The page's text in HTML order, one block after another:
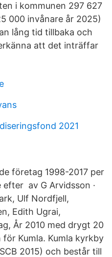
i kommunen 297 627
000 invånare år 2025)
lång tid tillbaka och
att det inträffar
2021
företag 1998-2017 per
av G Arvidsson ·
Ulf Nordfjell,
Edith Ugrai,
År 2010 med drygt 20
Kumla. Kumla kyrkby
2015) och består till